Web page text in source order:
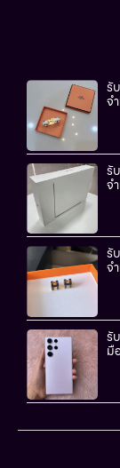
รั
จ
รั
จ
รั
จ
รั
มื